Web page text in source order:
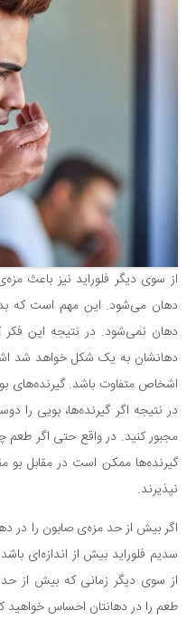
زمین و محیط زیست
مسابقه
اخبار
از سوی دیگر فلوراید نیز باعث
دهان می‌شود. این مهم است که
دهان نمی‌شود. در نتیجه این فکر
دهانشان به یک شکل خواهد شد
اشخاص متفاوت باشد. گیرنده‌های
در نتیجه اگر گیرنده‌ها، بویی را
مجبور کنید. در واقع حتی اگر
گیرنده‌ها ممکن است در مقابل بو
نپذیرند.
اگر بیش از حد مزه‌ی صابون را در
سدیم فلوراید بیش از اندازه‌ای
از سوی دیگر زمانی که بیش از حد
طعم را در دهانتان احساس خواهید